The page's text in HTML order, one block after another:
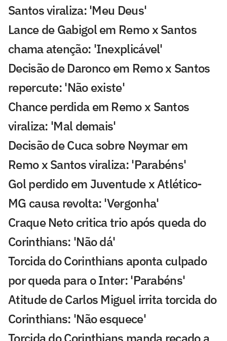
Santos viraliza: 'Meu Deus'
Lance de Gabigol em Remo x Santos
chama atenção: 'Inexplicável'
Decisão de Daronco em Remo x Santos
repercute: 'Não existe'
Chance perdida em Remo x Santos
viraliza: 'Mal demais'
Decisão de Cuca sobre Neymar em
Remo x Santos viraliza: 'Parabéns'
Gol perdido em Juventude x Atlético-
MG causa revolta: 'Vergonha'
Craque Neto critica trio após queda do
Corinthians: 'Não dá'
Torcida do Corinthians aponta culpado
por queda para o Inter: 'Parabéns'
Atitude de Carlos Miguel irrita torcida do
Corinthians: 'Não esquece'